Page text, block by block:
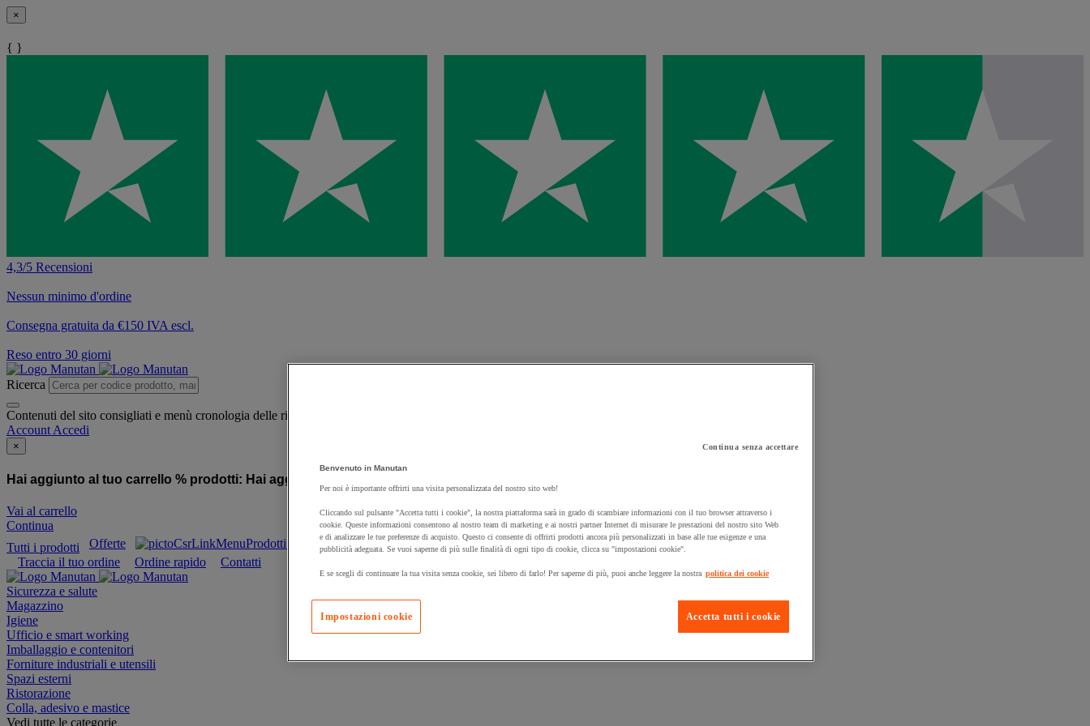
×
{ }
4,3/5 Recensioni
Nessun minimo d'ordine
Consegna gratuita da €150 IVA escl.
Reso entro 30 giorni
Ricerca
Contenuti del sito consigliati e menù cronologia delle ricerche
Account Accedi
×
Hai aggiunto al tuo carrello % prodotti: Hai aggiunto al tuo carrello un prodotto:
Vai al carrello
Continua
Tutti i prodotti
Offerte Prodotti sostenibili Manutan Expert
Prodotti in pronta consegna
Traccia il tuo ordine
Ordine rapido Contatti
Sicurezza e salute
Magazzino
Igiene
Ufficio e smart working
Imballaggio e contenitori
Forniture industriali e utensili
Spazi esterni
Ristorazione
Colla, adesivo e mastice
Vedi tutte le categorie
Continua senza accettare
Benvenuto in Manutan
Per noi è importante offrirti una visita personalizzata del nostro sito web!
Cliccando sul pulsante "Accetta tutti i cookie", la nostra piattaforma sarà in grado di scambiare informazioni con il tuo browser attraverso i
cookie. Queste informazioni consentono al nostro team di marketing e ai nostri partner Internet di misurare le prestazioni del nostro sito Web
e di analizzare le tue preferenze di acquisto. Questo ci consente di offrirti prodotti ancora più personalizzati in base alle tue esigenze e una
pubblicità adeguata. Se vuoi saperne di più sulle finalità di ogni tipo di cookie, clicca su "impostazioni cookie".
E se scegli di continuare la tua visita senza cookie, sei libero di farlo! Per saperne di più, puoi anche leggere la nostra politica dei cookie
Accetta tutti i cookie
Impostazioni cookie